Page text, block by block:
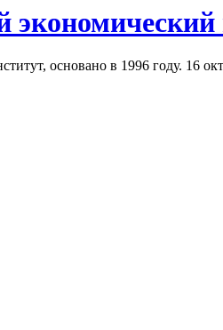
экономический
основано в 1996 году. 16